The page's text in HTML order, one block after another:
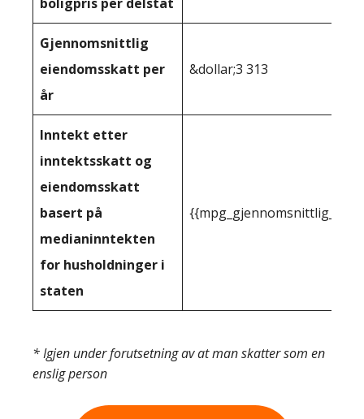
Gjennomsnittlig
eiendomsskatt per
år
&dollar;3 313
Inntekt etter
inntektsskatt og
eiendomsskatt
basert på
medianinntekten
for husholdninger i
staten
* Igjen under forutsetning av at man skatter som en
enslig person